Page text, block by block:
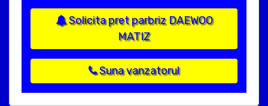
Solicita pret parbriz DAEWOO
MATIZ
Suna vanzatorul